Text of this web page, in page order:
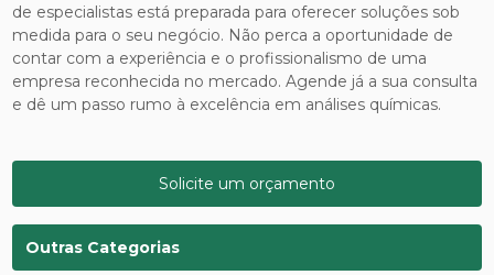
de especialistas está preparada para oferecer soluções sob
medida para o seu negócio. Não perca a oportunidade de
contar com a experiência e o profissionalismo de uma
empresa reconhecida no mercado. Agende já a sua consulta
e dê um passo rumo à excelência em análises químicas.
Solicite um orçamento
Outras Categorias